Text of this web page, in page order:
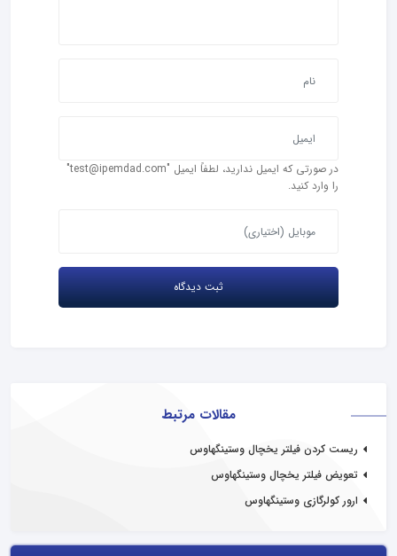
مقالات مرتبط
ریست کردن فیلتر یخچال وستینگهاوس
تعویض فیلتر یخچال وستینگهاوس
ارور کولرگازی وستینگهاوس
در صورتی که ایمیل ندارید، لطفاً ایمیل "test@ipemdad.com"
را وارد کنید.